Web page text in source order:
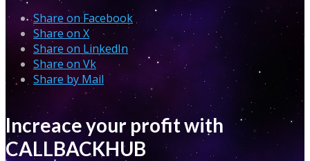
Share on Facebook
Share on X
Share on LinkedIn
Share on Vk
Share by Mail
Increace your profit with
CALLBACKHUB